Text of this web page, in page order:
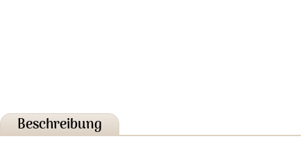
Beschreibung